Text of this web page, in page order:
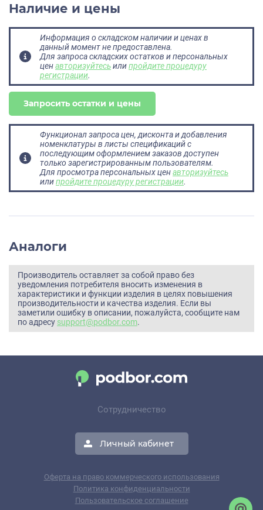
Наличие и цены
Информация о складском наличии и ценах в
данный момент не предоставлена.
Для запроса складских остатков и персональных
ценавторизуйтесьилипройдите процедуру
регистрации.
Запросить остатки и цены
Функционал запроса цен, дисконта и добавления
номенклатуры в листы спецификаций с
последующим оформлением заказов доступен
только зарегистрированным пользователям.
Для просмотра персональных ценавторизуйтесь
илипройдите процедуру регистрации.
Аналоги
Производитель оставляет за собой право без
уведомления потребителя вносить изменения в
характеристики и функции изделия в целях повышения
производительности и качества изделия. Если вы
заметили ошибку в описании, пожалуйста, сообщите нам
по адресу support@podbor.com.
Сотрудничество
Личный кабинет
Оферта на право коммерческого использования
Политика конфиденциальности
Пользовательское соглашение